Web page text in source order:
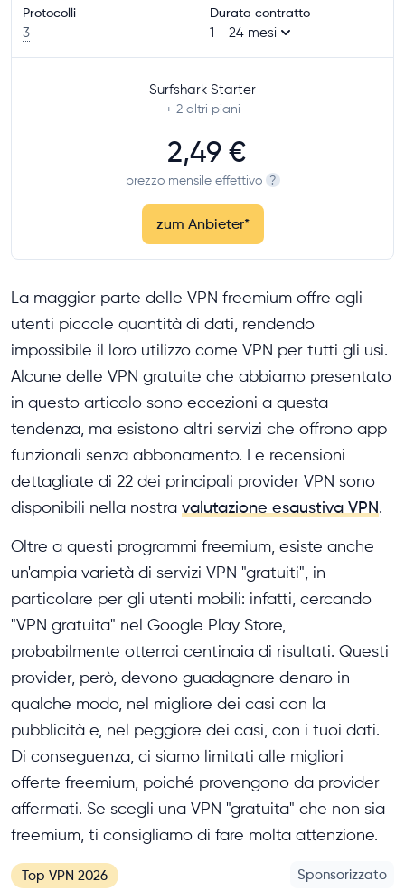
Protocolli
3
Durata contratto
1 - 24 mesi
Surfshark Starter
+ 2 altri piani
2,49 €
prezzo mensile effettivo ?
zum Anbieter*
La maggior parte delle VPN freemium offre agli
utenti piccole quantità di dati, rendendo
impossibile il loro utilizzo come VPN per tutti gli usi.
Alcune delle VPN gratuite che abbiamo presentato
in questo articolo sono eccezioni a questa
tendenza, ma esistono altri servizi che offrono app
funzionali senza abbonamento. Le recensioni
dettagliate di 22 dei principali provider VPN sono
disponibili nella nostra valutazione esaustiva VPN.
Oltre a questi programmi freemium, esiste anche
un'ampia varietà di servizi VPN "gratuiti", in
particolare per gli utenti mobili: infatti, cercando
"VPN gratuita" nel Google Play Store,
probabilmente otterrai centinaia di risultati. Questi
provider, però, devono guadagnare denaro in
qualche modo, nel migliore dei casi con la
pubblicità e, nel peggiore dei casi, con i tuoi dati.
Di conseguenza, ci siamo limitati alle migliori
offerte freemium, poiché provengono da provider
affermati. Se scegli una VPN "gratuita" che non sia
freemium, ti consigliamo di fare molta attenzione.
Top VPN 2026 Sponsorizzato